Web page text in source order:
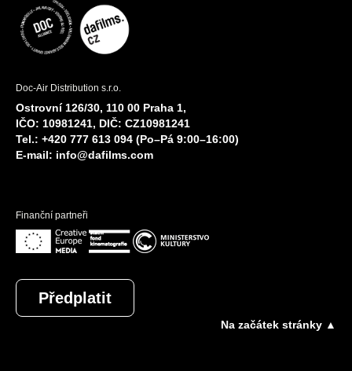
Doc-Air Distribution s.r.o.
Ostrovní 126/30, 110 00 Praha 1,
IČO: 10981241, DIČ: CZ10981241
Tel.: +420 777 613 094 (Po–Pá 9:00–16:00)
E-mail: info@dafilms.com
Finanční partneři
Předplatit
Na začátek stránky ▲